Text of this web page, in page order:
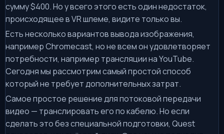
сумму $400. Но у всего этого есть один недостаток,
происходящее в VR шлеме, видите только вы.
Есть несколько вариантов вывода изображения,
например Chromecast, но не всем он удовлетворяет
потребности, например трансляции на YouTube.
Сегодня мы рассмотрим самый простой способ
который не требует дополнительных затрат.
Самое простое решение для потоковой передачи
видео — транслировать его по кабелю. Но если
сделать это без специальной подготовки, Quest